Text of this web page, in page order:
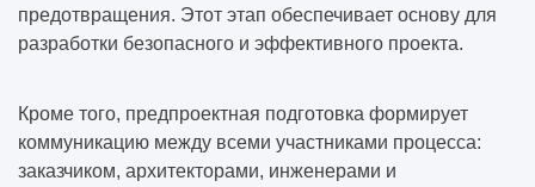
предотвращения. Этот этап обеспечивает основу для
разработки безопасного и эффективного проекта.
Кроме того, предпроектная подготовка формирует
коммуникацию между всеми участниками процесса:
заказчиком, архитекторами, инженерами и